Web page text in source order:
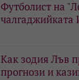
Футболист на
чалгаджийката
Как зодия Лъв
прогнози и